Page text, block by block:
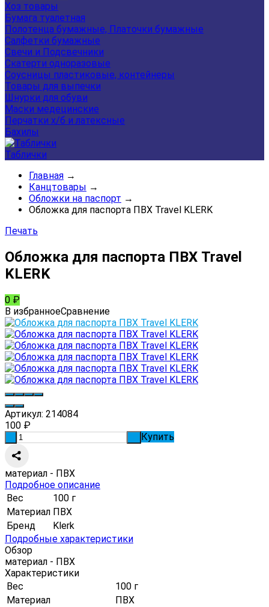
Хоз товары
Бумага туалетная
Полотенца бумажные, Платочки бумажные
Салфетки бумажные
Свечи и Подсвечники
Скатерти одноразовые
Соусницы пластиковые, контейнеры
Товары для выпечки
Шнурки для обуви
Маски медецинские
Перчатки х/б и латексные
Бахилы
Таблички
Главная →
Канцтовары →
Обложки на паспорт →
Обложка для паспорта ПВХ Travel KLERK
Печать
Обложка для паспорта ПВХ Travel
KLERK
0 ₽
В избранноеСравнение
Артикул: 214084
100 ₽
Купить
материал - ПВХ
Подробное описание
Вес
100 г
Материал ПВХ
Бренд
Klerk
Подробные характеристики
Обзор
материал - ПВХ
Характеристики
Вес
100 г
Материал
ПВХ